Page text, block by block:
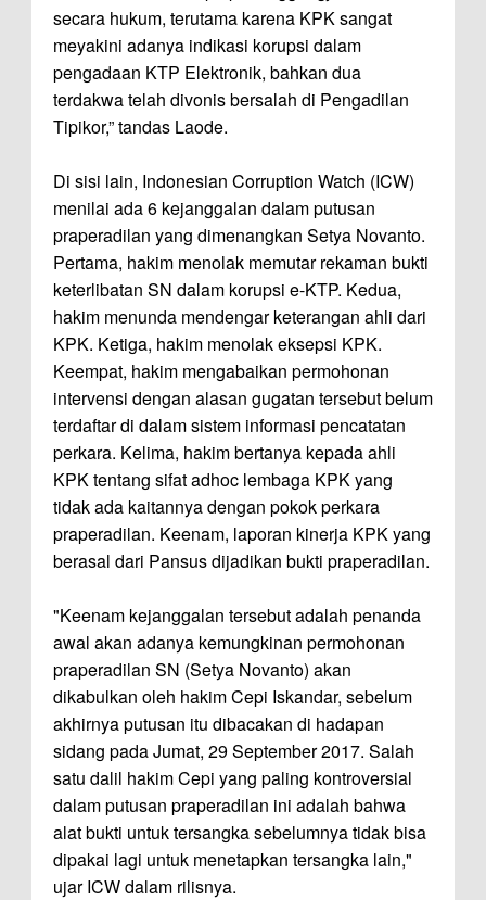
secara hukum, terutama karena KPK sangat
meyakini adanya indikasi korupsi dalam
pengadaan KTP Elektronik, bahkan dua
terdakwa telah divonis bersalah di Pengadilan
Tipikor,” tandas Laode.
Di sisi lain, Indonesian Corruption Watch (ICW)
menilai ada 6 kejanggalan dalam putusan
praperadilan yang dimenangkan Setya Novanto.
Pertama, hakim menolak memutar rekaman bukti
keterlibatan SN dalam korupsi e-KTP. Kedua,
hakim menunda mendengar keterangan ahli dari
KPK. Ketiga, hakim menolak eksepsi KPK.
Keempat, hakim mengabaikan permohonan
intervensi dengan alasan gugatan tersebut belum
terdaftar di dalam sistem informasi pencatatan
perkara. Kelima, hakim bertanya kepada ahli
KPK tentang sifat adhoc lembaga KPK yang
tidak ada kaitannya dengan pokok perkara
praperadilan. Keenam, laporan kinerja KPK yang
berasal dari Pansus dijadikan bukti praperadilan.
"Keenam kejanggalan tersebut adalah penanda
awal akan adanya kemungkinan permohonan
praperadilan SN (Setya Novanto) akan
dikabulkan oleh hakim Cepi Iskandar, sebelum
akhirnya putusan itu dibacakan di hadapan
sidang pada Jumat, 29 September 2017. Salah
satu dalil hakim Cepi yang paling kontroversial
dalam putusan praperadilan ini adalah bahwa
alat bukti untuk tersangka sebelumnya tidak bisa
dipakai lagi untuk menetapkan tersangka lain,"
ujar ICW dalam rilisnya.